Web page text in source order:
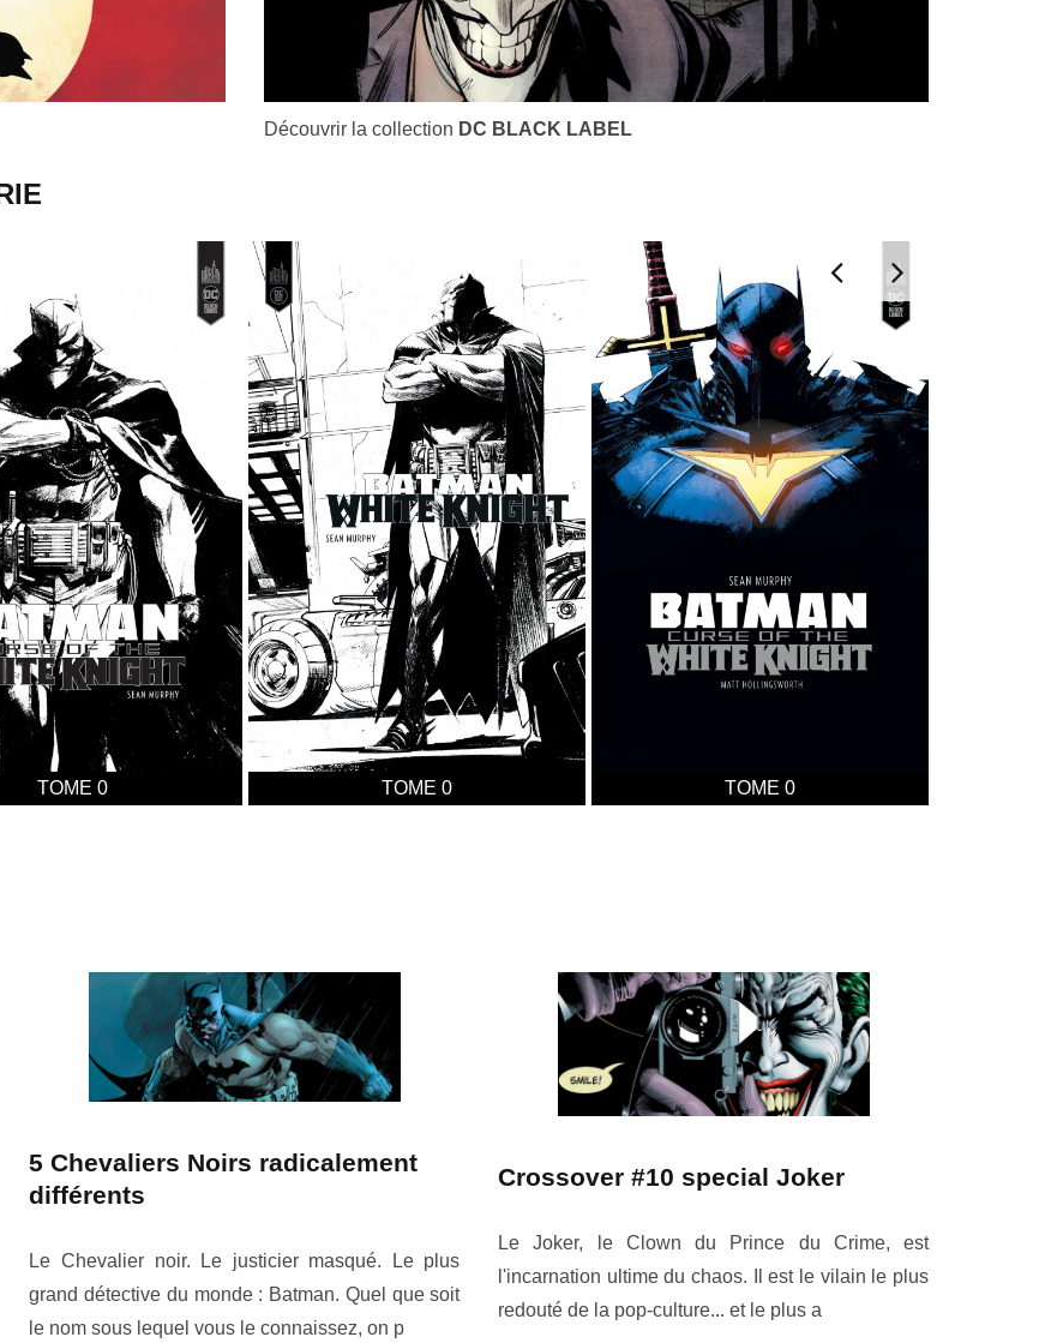
Découvrir la collection DC BLACK LABEL
TOME 0 TOME 0 TOME 0
5 Chevaliers Noirs radicalement
différents
Le Chevalier noir. Le justicier masqué. Le plus
grand détective du monde : Batman. Quel que soit
le nom sous lequel vous le connaissez, on p
Crossover #10 special Joker
Le Joker, le Clown du Prince du Crime, est
l'incarnation ultime du chaos. Il est le vilain le plus
redouté de la pop-culture... et le plus a